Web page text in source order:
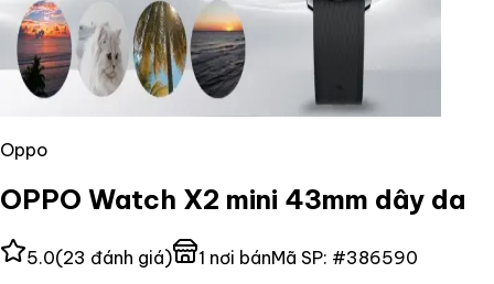
Oppo
OPPO Watch X2 mini 43mm dây da
5.0(23 đánh giá) 1 nơi bánMã SP: #386590